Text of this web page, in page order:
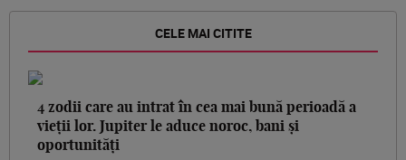
CELE MAI CITITE
4 zodii care au intrat în cea mai bună perioadă a
vieții lor. Jupiter le aduce noroc, bani și
oportunități